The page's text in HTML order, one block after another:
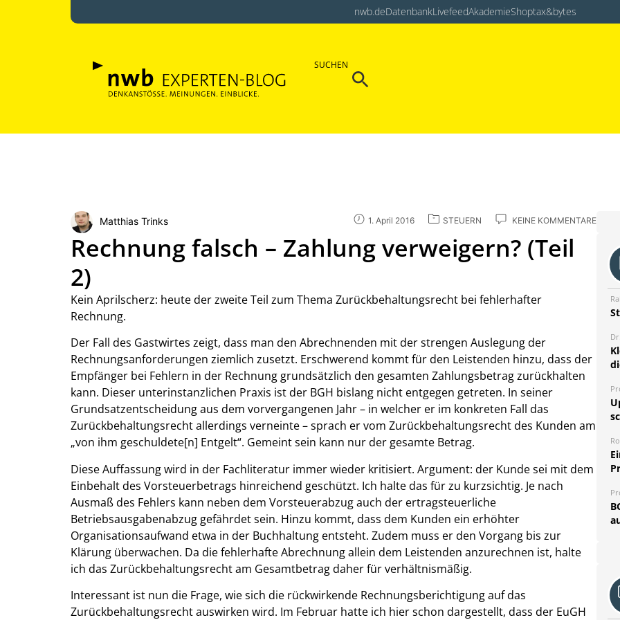
nwb.deDatenbankLivefeedAkademieShoptax&bytes
SUCHEN
Search
Matthias Trinks 1. April 2016 STEUERN KEINE KOMMENTARE
Rechnung falsch – Zahlung verweigern? (Teil
2)
Kein Aprilscherz: heute der zweite Teil zum Thema Zurückbehaltungsrecht bei fehlerhafter
Rechnung.
Der Fall des Gastwirtes zeigt, dass man den Abrechnenden mit der strengen Auslegung der
Rechnungsanforderungen ziemlich zusetzt. Erschwerend kommt für den Leistenden hinzu, dass der
Empfänger bei Fehlern in der Rechnung grundsätzlich den gesamten Zahlungsbetrag zurückhalten
kann. Dieser unterinstanzlichen Praxis ist der BGH bislang nicht entgegen getreten. In seiner
Grundsatzentscheidung aus dem vorvergangenen Jahr – in welcher er im konkreten Fall das
Zurückbehaltungsrecht allerdings verneinte – sprach er vom Zurückbehaltungsrecht des Kunden am
„von ihm geschuldete[n] Entgelt“. Gemeint sein kann nur der gesamte Betrag.
Diese Auffassung wird in der Fachliteratur immer wieder kritisiert. Argument: der Kunde sei mit dem
Einbehalt des Vorsteuerbetrags hinreichend geschützt. Ich halte das für zu kurzsichtig. Je nach
Ausmaß des Fehlers kann neben dem Vorsteuerabzug auch der ertragsteuerliche
Betriebsausgabenabzug gefährdet sein. Hinzu kommt, dass dem Kunden ein erhöhter
Organisationsaufwand etwa in der Buchhaltung entsteht. Zudem muss er den Vorgang bis zur
Klärung überwachen. Da die fehlerhafte Abrechnung allein dem Leistenden anzurechnen ist, halte
ich das Zurückbehaltungsrecht am Gesamtbetrag daher für verhältnismäßig.
Interessant ist nun die Frage, wie sich die rückwirkende Rechnungsberichtigung auf das
Zurückbehaltungsrecht auswirken wird. Im Februar hatte ich hier schon dargestellt, dass der EuGH